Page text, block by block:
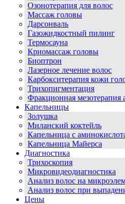
Озонотерапия для волос
Массаж головы
Дарсонваль
Газожидкостный пилинг
Термосауна
Криомассаж головы
Биоптрон
Лазерное лечение волос
Карбокситерапия кожи
Трихопигментация
Фракционная мезотерапия
Капельницы
Золушка
Миланский коктейль
Капельница с
Капельница Майерса
Диагностика
Трихоскопия
Микровидеодиагностика
Анализ волос на
Анализ волос при
Цены